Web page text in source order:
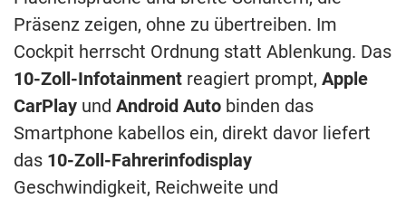
Präsenz zeigen, ohne zu übertreiben. Im
Cockpit herrscht Ordnung statt Ablenkung. Das
10-Zoll-Infotainment reagiert prompt, Apple
CarPlay und Android Auto binden das
Smartphone kabellos ein, direkt davor liefert
das 10-Zoll-Fahrerinfodisplay
Geschwindigkeit, Reichweite und